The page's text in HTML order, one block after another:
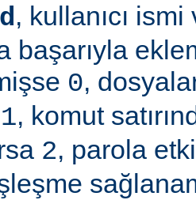
, kullanıcı
başarıyla
0,
1, komut
2, parola